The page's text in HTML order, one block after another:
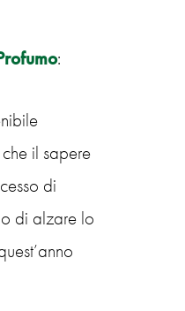
:
il sapere
di
di alzare lo